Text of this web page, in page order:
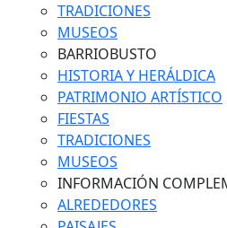
TRADICIONES
MUSEOS
BARRIOBUSTO
HISTORIA Y HERÁLDICA
PATRIMONIO ARTÍSTICO
FIESTAS
TRADICIONES
MUSEOS
INFORMACIÓN
ALREDEDORES